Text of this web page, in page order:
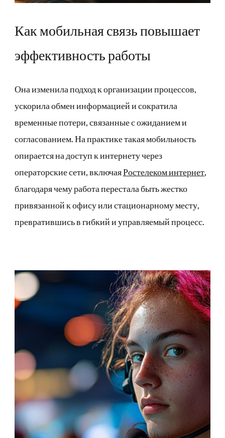
Как мобильная связь повышает
эффективность работы
Она изменила подход к организации процессов,
ускорила обмен информацией и сократила
временные потери, связанные с ожиданием и
согласованием. На практике такая мобильность
опирается на доступ к интернету через
операторские сети, включаяРостелеком интернет,
благодаря чему работа перестала быть жестко
привязанной к офису или стационарному месту,
превратившись в гибкий и управляемый процесс.